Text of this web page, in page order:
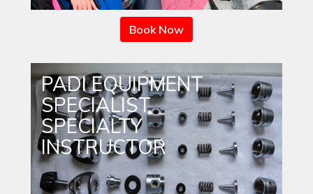
Book Now
PADI EQUIPMENT
SPECIALIST
SPECIALTY
INSTRUCTOR